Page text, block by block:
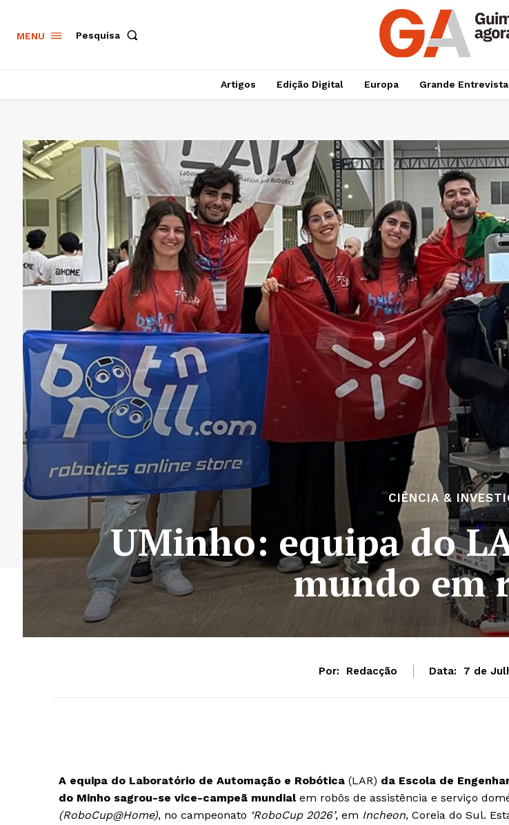
MENU Pesquisa
Artigos Edição Digital Europa Grande Entrevista
CIÊNCIA &
UMinho: equipa do
mundo em
Por: Redacção Data: 7 de
A equipa do Laboratório de Automação e Robótica (LAR) da Escola de
do Minho sagrou-se vice-campeã mundialem robôs de assistência e serviço
(RoboCup@Home), no campeonato ‘RoboCup 2026’, em Incheon, Coreia do Sul.